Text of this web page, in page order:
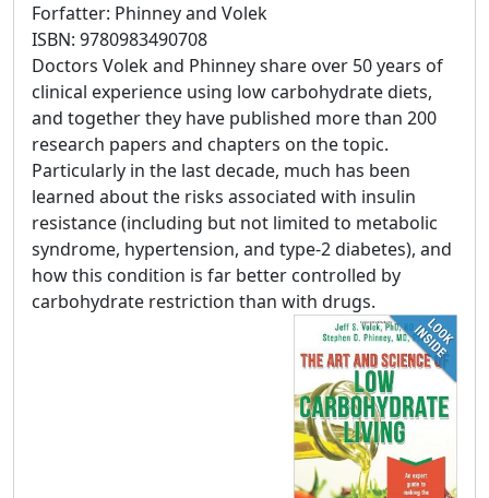
Forfatter: Phinney and Volek
ISBN: 9780983490708
Doctors Volek and Phinney share over 50 years of
clinical experience using low carbohydrate diets,
and together they have published more than 200
research papers and chapters on the topic.
Particularly in the last decade, much has been
learned about the risks associated with insulin
resistance (including but not limited to metabolic
syndrome, hypertension, and type-2 diabetes), and
how this condition is far better controlled by
carbohydrate restriction than with drugs.